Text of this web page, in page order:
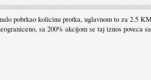
pobrkao kolicinu protka, uglavnom to za 2.5
sa 200% akcijom se taj iznos poveca